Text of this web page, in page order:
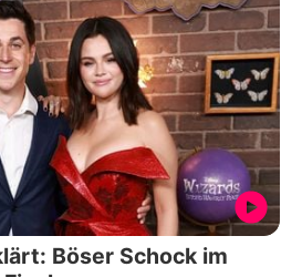
Böser Schock im